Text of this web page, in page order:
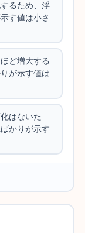
るため、浮
す値は小さ
ど増大する
が示す値は
はないた
かりが示す